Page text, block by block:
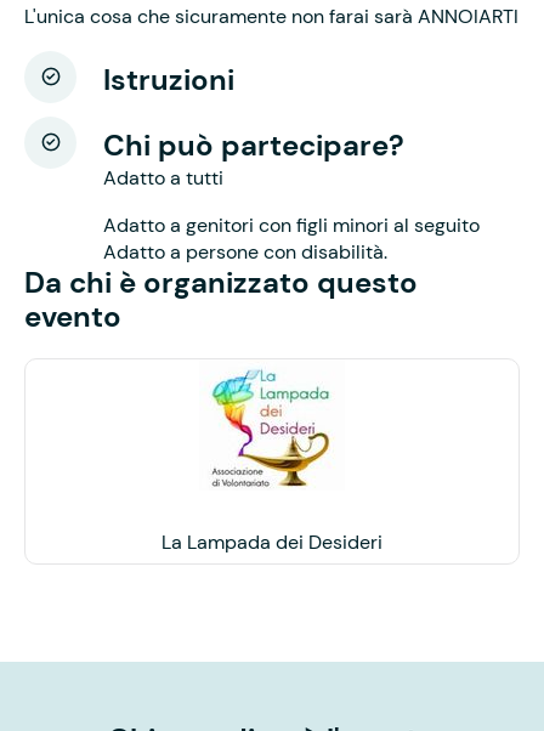
L'unica cosa che sicuramente non farai sarà ANNOIARTI
Istruzioni
Chi può partecipare?
Adatto a tutti
Adatto a genitori con figli minori al seguito
Adatto a persone con disabilità.
Da chi è organizzato questo
evento
La Lampada dei Desideri